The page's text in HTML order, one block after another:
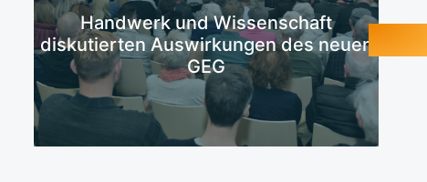
Handwerk und Wissenschaft
diskutierten Auswirkungen des neuen
GEG
Mehr erfahren